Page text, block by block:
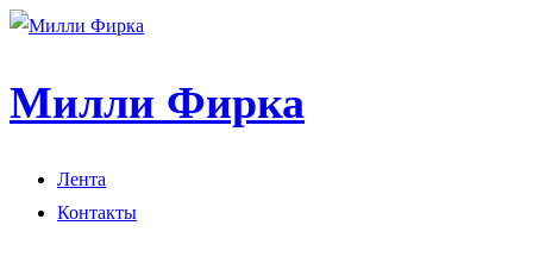
Милли Фирка
Лента
Контакты